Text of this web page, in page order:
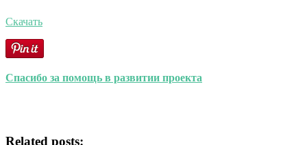
Скачать
Спасибо за помощь в развитии проекта
Related posts: